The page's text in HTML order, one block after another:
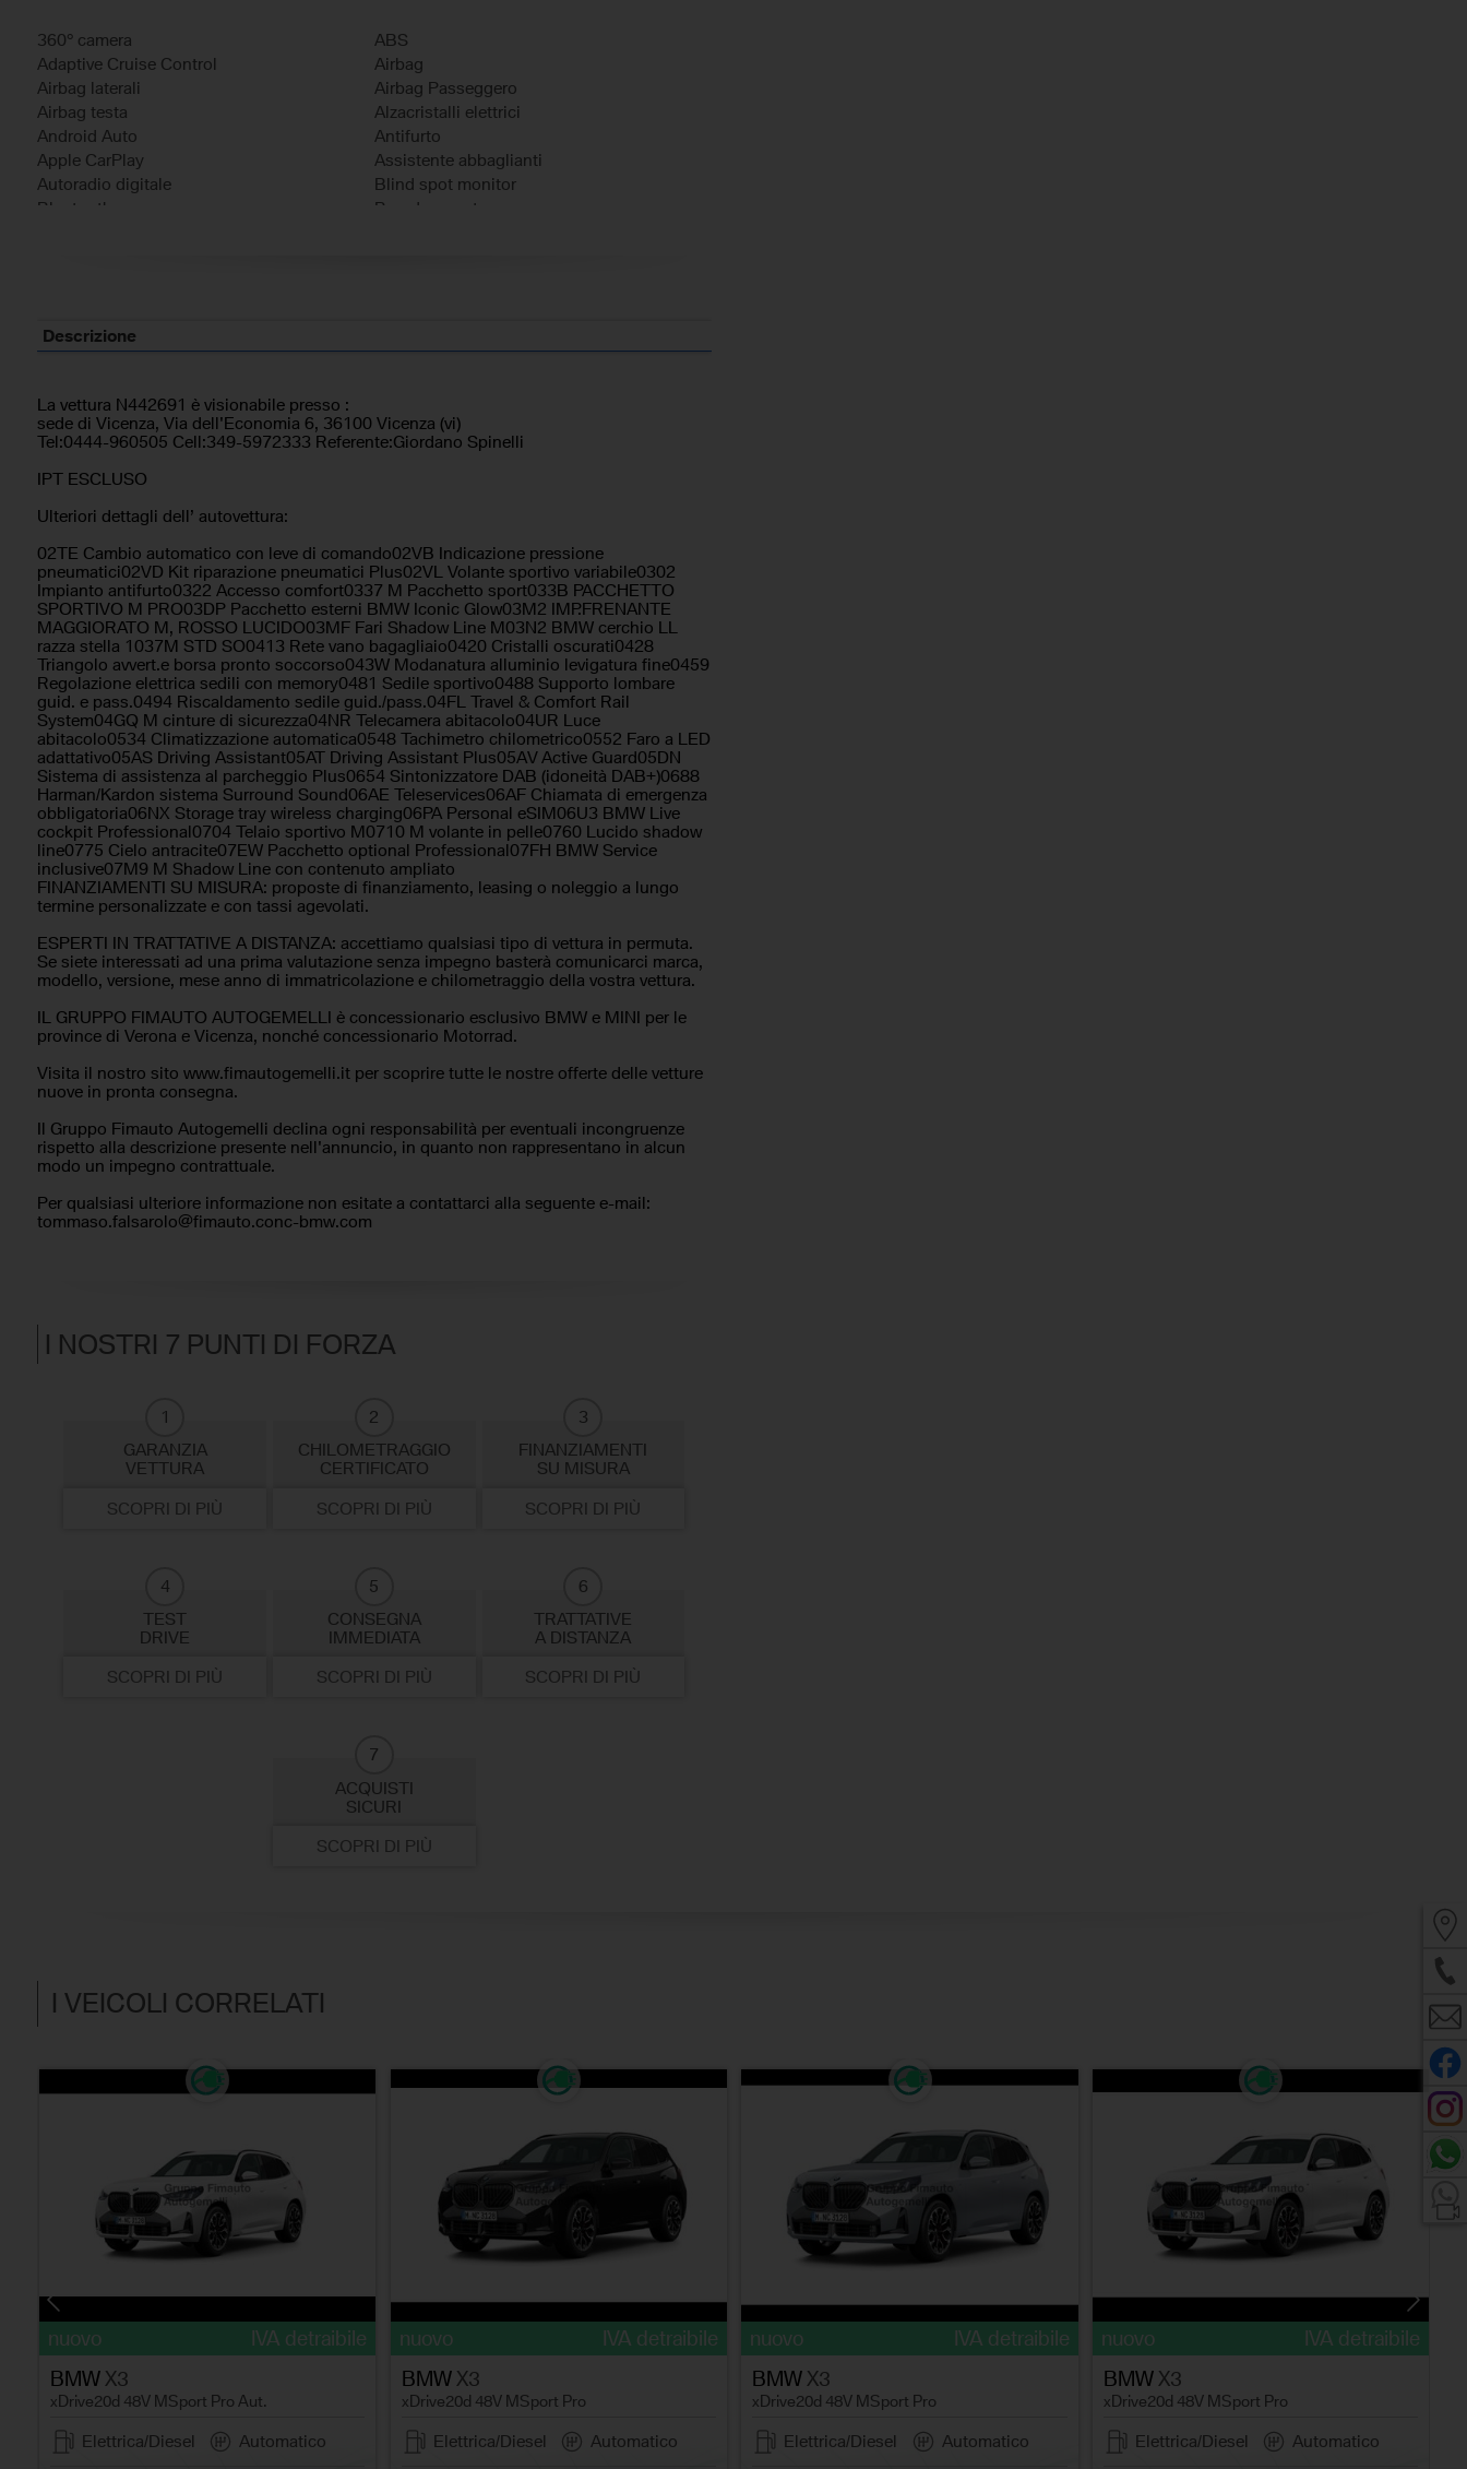
360° camera
ABS
Adaptive Cruise Control
Airbag
Airbag laterali
Airbag Passeggero
Airbag testa
Alzacristalli elettrici
Android Auto
Antifurto
Apple CarPlay
Assistente abbaglianti
Autoradio digitale
Blind spot monitor
Bluetooth
Boardcomputer
Climatizzatore automatico, 2 zone
Controllo trazione
Controllo vocale
Fari full-LED
Freno di stazionamento elettrico
Immobilizzatore elettronico
Isofix
Leve al volante
Limitatore di velocità
Pacchetto sportivo
Portellone posteriore elettrico
Regolazione elettrica sedili
Riconoscimento dei segnali stradali
Schermo multifunzione interamente digitale
Sedili riscaldati
Sedili sportivi
Sensore di luce
Sensore di pioggia
Sensori di parcheggio anteriori
Sensori di parcheggio posteriori
Servosterzo
Sistema di avviso di distanza
Sistema di chiamata d'emergenza
Sistema di navigazione
Sistema di riconoscimento della stanchezza Sospensioni sportive
Specchietti laterali elettrici
Specchietto retrovisore con funzione
antiabbagliamento
Supporto lombare
Telecamera per parcheggio assistito
Trazione integrale
Vetri oscurati
Vivavoce
Volante in pelle
Volante multifunzione
Descrizione
La vettura N442691 è visionabile presso :
sede di Vicenza, Via dell'Economia 6, 36100 Vicenza (vi)
Tel:0444-960505 Cell:349-5972333 Referente:Giordano Spinelli
IPT ESCLUSO
Ulteriori dettagli dell’ autovettura:
02TE Cambio automatico con leve di comando02VB Indicazione pressione
pneumatici02VD Kit riparazione pneumatici Plus02VL Volante sportivo variabile0302
Impianto antifurto0322 Accesso comfort0337 M Pacchetto sport033B PACCHETTO
SPORTIVO M PRO03DP Pacchetto esterni BMW Iconic Glow03M2 IMP.FRENANTE
MAGGIORATO M, ROSSO LUCIDO03MF Fari Shadow Line M03N2 BMW cerchio LL
razza stella 1037M STD SO0413 Rete vano bagagliaio0420 Cristalli oscurati0428
Triangolo avvert.e borsa pronto soccorso043W Modanatura alluminio levigatura fine0459
Regolazione elettrica sedili con memory0481 Sedile sportivo0488 Supporto lombare
guid. e pass.0494 Riscaldamento sedile guid./pass.04FL Travel & Comfort Rail
System04GQ M cinture di sicurezza04NR Telecamera abitacolo04UR Luce
abitacolo0534 Climatizzazione automatica0548 Tachimetro chilometrico0552 Faro a LED
adattativo05AS Driving Assistant05AT Driving Assistant Plus05AV Active Guard05DN
Sistema di assistenza al parcheggio Plus0654 Sintonizzatore DAB (idoneità DAB+)0688
Harman/Kardon sistema Surround Sound06AE Teleservices06AF Chiamata di emergenza
obbligatoria06NX Storage tray wireless charging06PA Personal eSIM06U3 BMW Live
cockpit Professional0704 Telaio sportivo M0710 M volante in pelle0760 Lucido shadow
line0775 Cielo antracite07EW Pacchetto optional Professional07FH BMW Service
inclusive07M9 M Shadow Line con contenuto ampliato
FINANZIAMENTI SU MISURA: proposte di finanziamento, leasing o noleggio a lungo
termine personalizzate e con tassi agevolati.
ESPERTI IN TRATTATIVE A DISTANZA: accettiamo qualsiasi tipo di vettura in permuta.
Se siete interessati ad una prima valutazione senza impegno basterà comunicarci marca,
modello, versione, mese anno di immatricolazione e chilometraggio della vostra vettura.
IL GRUPPO FIMAUTO AUTOGEMELLI è concessionario esclusivo BMW e MINI per le
province di Verona e Vicenza, nonché concessionario Motorrad.
Visita il nostro sito www.fimautogemelli.it per scoprire tutte le nostre offerte delle vetture
nuove in pronta consegna.
Il Gruppo Fimauto Autogemelli declina ogni responsabilità per eventuali incongruenze
rispetto alla descrizione presente nell'annuncio, in quanto non rappresentano in alcun
modo un impegno contrattuale.
Per qualsiasi ulteriore informazione non esitate a contattarci alla seguente e-mail:
tommaso.falsarolo@fimauto.conc-bmw.com
I NOSTRI 7 PUNTI DI FORZA
1
GARANZIA
VETTURA
SCOPRI DI PIÙ
2
CHILOMETRAGGIO
CERTIFICATO
SCOPRI DI PIÙ
3
FINANZIAMENTI
SU MISURA
SCOPRI DI PIÙ
4
TEST
DRIVE
SCOPRI DI PIÙ
5
CONSEGNA
IMMEDIATA
SCOPRI DI PIÙ
6
TRATTATIVE
A DISTANZA
SCOPRI DI PIÙ
7
ACQUISTI
SICURI
SCOPRI DI PIÙ
I VEICOLI CORRELATI
nuovo
IVA detraibile
BMWX3
xDrive20d 48V MSport Pro Aut.
Elettrica/Diesel Automatico
nuovo
IVA detraibile
BMWX3
xDrive20d 48V MSport Pro
Elettrica/Diesel Automatico
nuovo
IVA detraibile
BMW X3
xDrive20d 48V MSport Pro
Elettrica/Diesel Automatico
nuovo
IVA detraibile
BMWX3
xDrive20d 48V MSport Pro
Elettrica/Diesel Automatico